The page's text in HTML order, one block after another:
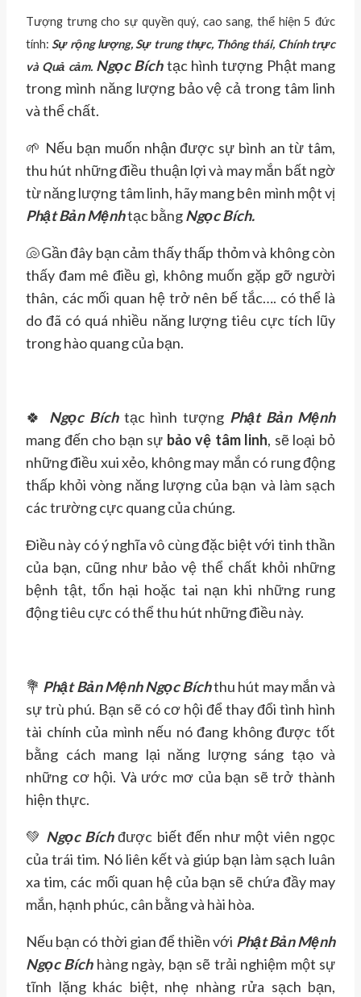
Tượng trưng cho sự quyền quý, cao sang, thể hiện 5 đức
tính:Sự rộng lượng, Sự trung thực, Thông thái, Chính trực
và Quả cảm. Ngọc Bíchtạc hình tượng Phật mang
trong mình năng lượng bảo vệ cả trong tâm linh
và thể chất.
🌱 Nếu bạn muốn nhận được sự bình an từ tâm,
thu hút những điều thuận lợi và may mắn bất ngờ
từ năng lượng tâm linh, hãy mang bên mình một vị
Phật Bản Mệnhtạc bằngNgọc Bích.
🐚Gần đây bạn cảm thấy thấp thỏm và không còn
thấy đam mê điều gì, không muốn gặp gỡ người
thân, các mối quan hệ trở nên bế tắc…. có thể là
do đã có quá nhiều năng lượng tiêu cực tích lũy
trong hào quang của bạn.
🍀 Ngọc Bíchtạc hình tượng Phật Bản Mệnh
mang đến cho bạn sự bảo vệ tâm linh, sẽ loại bỏ
những điều xui xẻo, không may mắn có rung động
thấp khỏi vòng năng lượng của bạn và làm sạch
các trường cực quang của chúng.
Điều này có ý nghĩa vô cùng đặc biệt với tinh thần
của bạn, cũng như bảo vệ thể chất khỏi những
bệnh tật, tổn hại hoặc tai nạn khi những rung
động tiêu cực có thể thu hút những điều này.
💐 Phật Bản Mệnh Ngọc Bíchthu hút may mắn và
sự trù phú. Bạn sẽ có cơ hội để thay đổi tình hình
tài chính của mình nếu nó đang không được tốt
bằng cách mang lại năng lượng sáng tạo và
những cơ hội. Và ước mơ của bạn sẽ trở thành
hiện thực.
💚 Ngọc Bích được biết đến như một viên ngọc
của trái tim. Nó liên kết và giúp bạn làm sạch luân
xa tim, các mối quan hệ của bạn sẽ chứa đầy may
mắn, hạnh phúc, cân bằng và hài hòa.
Nếu bạn có thời gian để thiền với Phật Bản Mệnh
Ngọc Bích hàng ngày, bạn sẽ trải nghiệm một sự
tĩnh lặng khác biệt, nhẹ nhàng rửa sạch bạn,